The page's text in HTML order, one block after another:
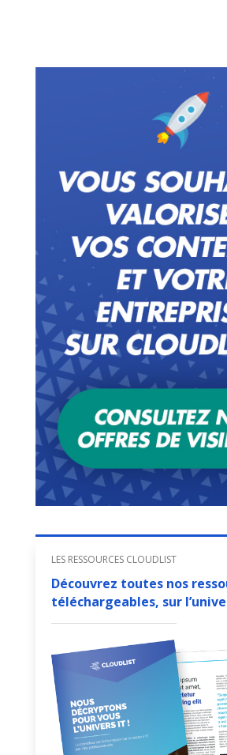
LES RESSOURCES CLOUDLIST
Découvrez toutes nos
téléchargeables, sur